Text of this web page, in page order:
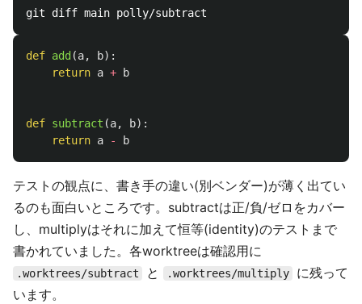
def add (a, b):
return a + b
def subtract (a, b):
return a - b
テストの観点に、書き手の違い(別ベンダー)が薄く出てい
るのも面白いところです。subtractは正/負/ゼロをカバー
し、multiplyはそれに加えて恒等(identity)のテストまで
書かれていました。各worktreeは確認用に
.worktrees/subtract と .worktrees/multiply
に残って
います。